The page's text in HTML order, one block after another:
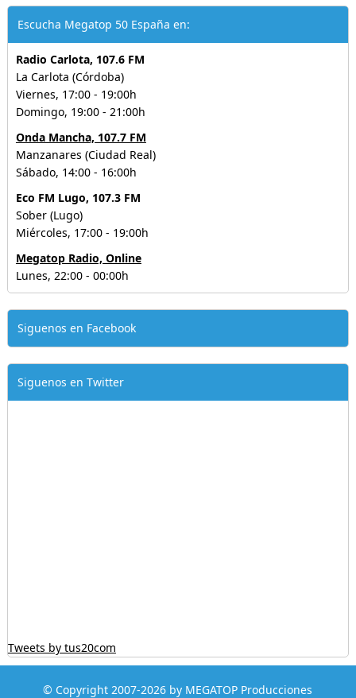
Escucha Megatop 50 España en:
Radio Carlota, 107.6 FM
La Carlota (Córdoba)
Viernes, 17:00 - 19:00h
Domingo, 19:00 - 21:00h
Onda Mancha, 107.7 FM
Manzanares (Ciudad Real)
Sábado, 14:00 - 16:00h
Eco FM Lugo, 107.3 FM
Sober (Lugo)
Miércoles, 17:00 - 19:00h
Megatop Radio, Online
Lunes, 22:00 - 00:00h
Siguenos en Facebook
Siguenos en Twitter
Tweets by tus20com
© Copyright 2007-2026 by MEGATOP Producciones